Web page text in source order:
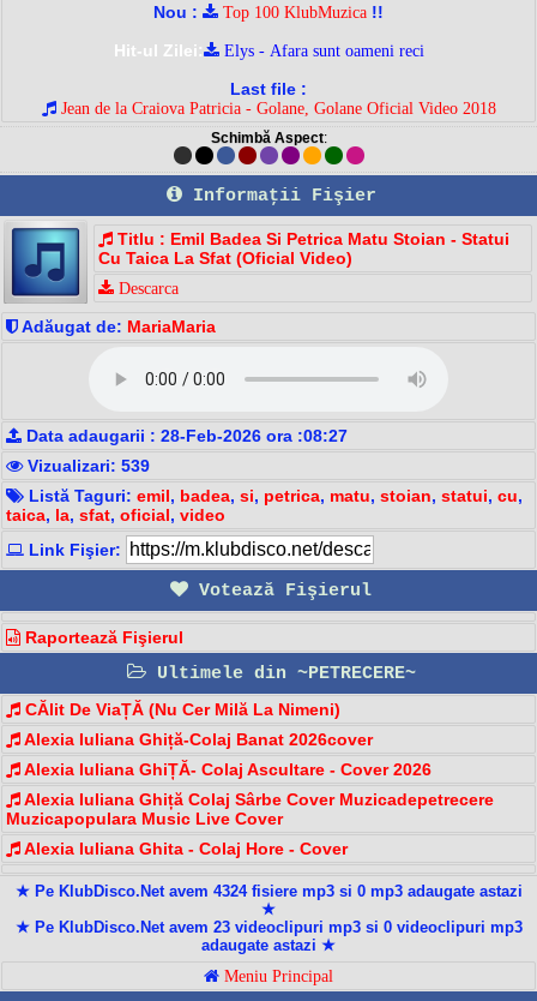
Nou : Top 100 KlubMuzica !!
Hit-ul Zilei:
Elys - Afara sunt oameni reci
Last file :
Jean de la Craiova Patricia - Golane, Golane Oficial Video 2018
Schimbă Aspect:
Informaţii Fişier
Titlu : Emil Badea Si Petrica Matu Stoian - Statui
Cu Taica La Sfat (Oficial Video)
Descarca
Adăugat de: MariaMaria
Data adaugarii : 28-Feb-2026 ora :08:27
Vizualizari: 539
Listă Taguri: emil, badea, si, petrica, matu, stoian, statui, cu,
taica, la, sfat, oficial, video
Link Fişier:
Votează Fişierul
Raportează Fişierul
Ultimele din ~PETRECERE~
CĂlit De ViaȚĂ (Nu Cer Milă La Nimeni)
Alexia Iuliana Ghiță-Colaj Banat 2026cover
Alexia Iuliana GhiȚĂ- Colaj Ascultare - Cover 2026
Alexia Iuliana Ghiță Colaj Sârbe Cover Muzicadepetrecere
Muzicapopulara Music Live Cover
Alexia Iuliana Ghita - Colaj Hore - Cover
★ Pe KlubDisco.Net avem 4324 fisiere mp3 si 0 mp3 adaugate astazi
★
★ Pe KlubDisco.Net avem 23 videoclipuri mp3 si 0 videoclipuri mp3
adaugate astazi ★
Meniu Principal